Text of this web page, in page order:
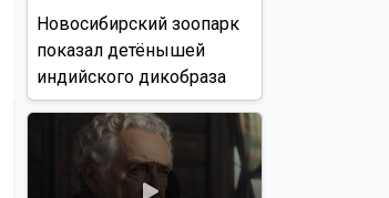
Новосибирский зоопарк
показал детёнышей
индийского дикобраза